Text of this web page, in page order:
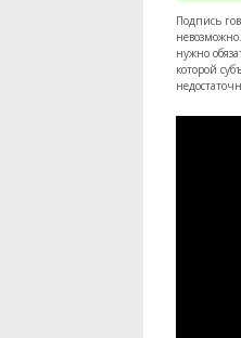
Подпись
нужно
которой